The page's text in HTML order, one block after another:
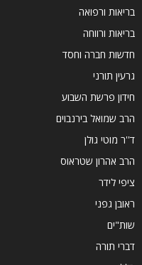
בריאות ורפואה
בריאות ורווחה
חדשות חברה וחסד
גרעין תורני
חידון פרשת השבוע
הרב שמואל בירנבוים
ד''ר מוטי גולן
הרב אהרון שטראוס
ציפי לידר
ראובן גפני
שות"ים
דברי תורה